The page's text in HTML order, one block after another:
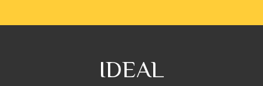
IDEAL